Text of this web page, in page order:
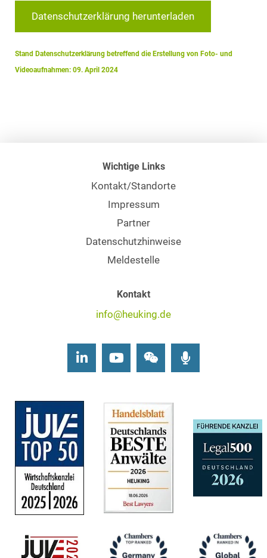
Datenschutzerklärung herunterladen
Stand Datenschutzerklärung betreffend die Erstellung von Foto- und
Videoaufnahmen: 09. April 2024
Wichtige Links
Kontakt/Standorte
Impressum
Partner
Datenschutzhinweise
Meldestelle
Kontakt
info@heuking.de
LinkedInYoutubeWechat